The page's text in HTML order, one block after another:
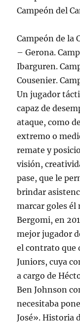
Campeón del
Campeón de la
– Gerona.
Ibarguren.
Cousenier.
Un jugador
capaz de
ataque, como
extremo o
remate y
visión,
pase, que le
brindar
marcar goles él
Bergomi, en
mejor jugador
el contrato que
Juniors, cuya
a cargo de
Ben Johnson
necesitaba
José». Historia